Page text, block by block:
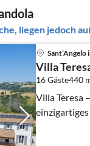
liegen jedoch
Sant’Angelo
Villa
16 Gäste440
Villa Teresa